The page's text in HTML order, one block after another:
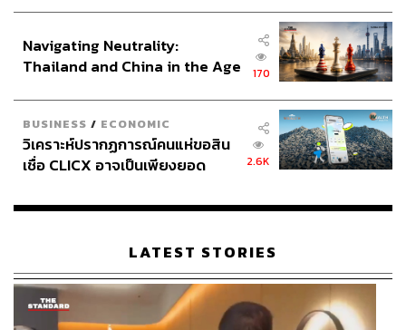
Navigating Neutrality:
Thailand and China in the Age
170
BUSINESS / ECONOMIC
วิเคราะห์ปรากฏการณ์คนแห่ขอสิน
เชื่อ CLICX อาจเป็นเพียงยอด
เรือนไทยที่ถูกซุกไว้
2.6K
LATEST STORIES